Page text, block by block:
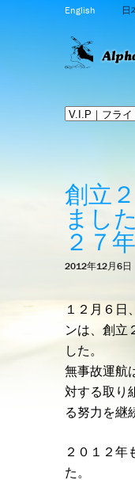
English 日
創立
まし
２７
2012年12月6日
１２月６日
ンは、創立
した。
無事故運航
対する取り
る努力を継
２０１２年
た。